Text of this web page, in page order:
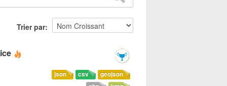
Trier par
geojson
csv
json